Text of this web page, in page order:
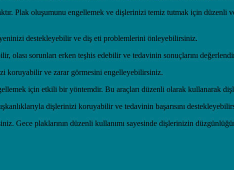
Plak oluşumunu engellemek ve dişlerinizi temiz tutmak için düzenli
destekleyebilir ve diş eti problemlerini önleyebilirsiniz.
olası sorunları erken teşhis edebilir ve tedavinin sonuçlarını
koruyabilir ve zarar görmesini engelleyebilirsiniz.
için etkili bir yöntemdir. Bu araçları düzenli olarak kullanarak
dişlerinizi koruyabilir ve tedavinin başarısını
Gece plaklarının düzenli kullanımı sayesinde dişlerinizin